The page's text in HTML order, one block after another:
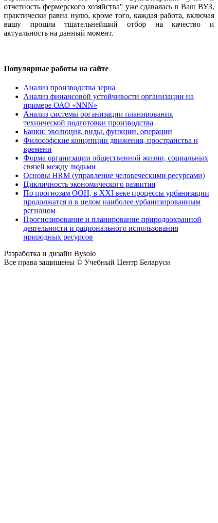
отчетность фермерского хозяйства" уже сдавалась в Ваш ВУЗ,
практически равна нулю, кроме того, каждая работа, включая
вашу прошла тщательнейший отбор на качество и
актуальность на данный момент.
Популярные работы на сайте
Анализ производства зерна
Анализ финансовой устойчивости организации на
примере ОАО «NNN»
Анализ системы организации планирования
технической подготовки производства
Банки: эволюция, виды, функции, операции
Философские концепции движения, пространства и
времени
Форма организации общественной жизни, социальных
связей между людьми
Основы HRM (управление человеческими ресурсами)
Цикличность экономического развития
По прогнозам ООН, в XXI веке процессы урбанизации
продолжатся и в целом наиболее урбанизированным
регионом
Прогнозирование и планирование природоохранной
деятельности и рационального использования
природных ресурсов
Разработка и дизайн Bysolo
Все права защищены © Учебный Центр Беларуси